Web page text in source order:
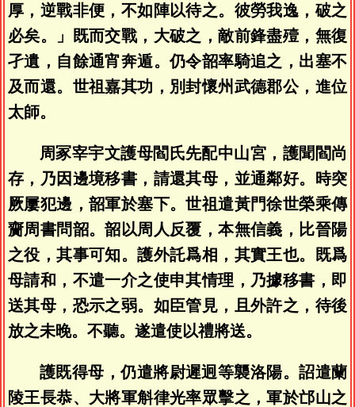
厚，逆戰非便，不如陣以待之。彼勞我逸，破之
必矣。」既而交戰，大破之，敵前鋒盡殪，無復
孑遺，自餘通宵奔遁。仍令韶率騎追之，出塞不
及而還。世祖嘉其功，別封懷州武德郡公，進位
太師。
周冢宰宇文護母閻氏先配中山宮，護聞閻尚
存，乃因邊境移書，請還其母，並通鄰好。時突
厥屢犯邊，韶軍於塞下。世祖遣黃門徐世榮乘傳
齎周書問韶。韶以周人反覆，本無信義，比晉陽
之役，其事可知。護外託爲相，其實王也。既爲
母請和，不遣一介之使申其情理，乃據移書，即
送其母，恐示之弱。如臣管見，且外許之，待後
放之未晚。不聽。遂遣使以禮將送。
護既得母，仍遣將尉遲迥等襲洛陽。詔遣蘭
陵王長恭、大將軍斛律光率眾擊之，軍於邙山之